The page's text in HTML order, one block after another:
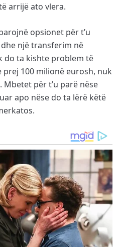
arrijë ato vlera.
opsionet për t’u
një transferim në
do ta kishte problem të
100 milionë eurosh, nuk
për t’u parë nëse
apo nëse do ta lërë këtë